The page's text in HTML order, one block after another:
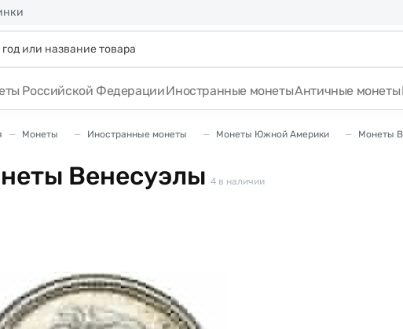
Российской ФедерацииИностранные монетыАнтичные монеты
Монеты Иностранные монеты Монеты Южной Америки Монеты
Венесуэлы 4 в наличии